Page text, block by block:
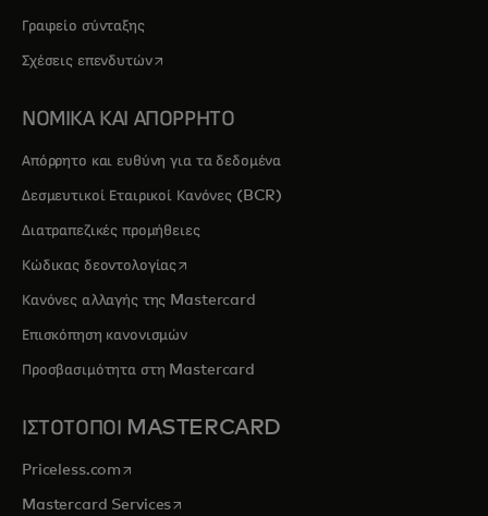
Γραφείο σύνταξης
Σχέσεις επενδυτώνopens in a new tab
ΝΟΜΙΚΑ ΚΑΙ ΑΠΟΡΡΗΤΟ
Απόρρητο και ευθύνη για τα δεδομένα
Δεσμευτικοί Εταιρικοί Κανόνες (BCR)
Διατραπεζικές προμήθειες
Κώδικας δεοντολογίαςopens in a new tab
Κανόνες αλλαγής της Mastercard
Επισκόπηση κανονισμών
Προσβασιμότητα στη Mastercard
ΙΣΤΟΤΟΠΟΙ MASTERCARD
Priceless.com opens in a new tab
Mastercard Servicesopens in a new tab